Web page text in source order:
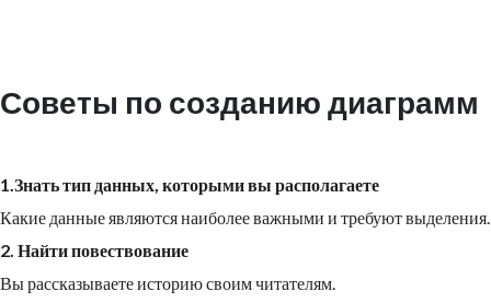
Советы по созданию диаграмм
1.Знать тип данных, которыми вы располагаете
Какие данные являются наиболее важными и требуют выделения.
2. Найти повествование
Вы рассказываете историю своим читателям.